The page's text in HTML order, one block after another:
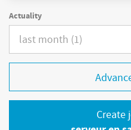
Actuality
Create